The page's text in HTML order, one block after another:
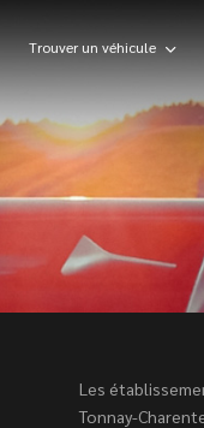
Trouver un véhicule
Les
Tonnay-